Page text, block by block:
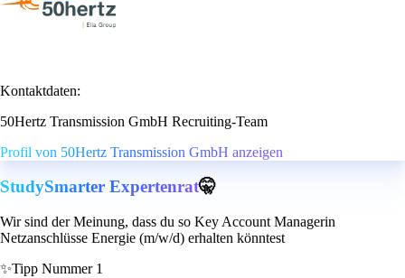
Kontaktdaten:
50Hertz Transmission GmbH Recruiting-Team
Profil von 50Hertz Transmission GmbH anzeigen
StudySmarter Expertenrat🤫
Wir sind der Meinung, dass du so Key Account Managerin
Netzanschlüsse Energie (m/w/d) erhalten könntest
✨Tipp Nummer 1